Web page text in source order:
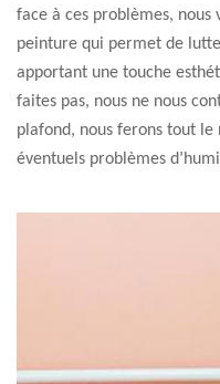
face à ces problèmes, nous
peinture qui permet de
apportant une touche
faites pas, nous ne nous
plafond, nous ferons tout
éventuels problèmes